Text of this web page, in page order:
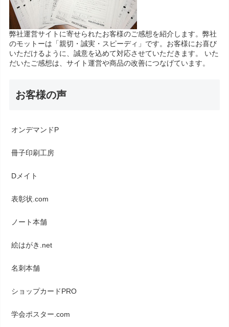
弊社運営サイトに寄せられたお客様のご感想を紹介します。弊社
のモットーは「親切・誠実・スピーディ」です。お客様にお喜び
いただけるように、誠意を込めて対応させていただきます。 いた
だいたご感想は、サイト運営や商品の改善につなげています。
お客様の声
オンデマンドP
冊子印刷工房
Dメイト
表彰状.com
ノート本舗
絵はがき.net
名刺本舗
ショップカードPRO
学会ポスター.com